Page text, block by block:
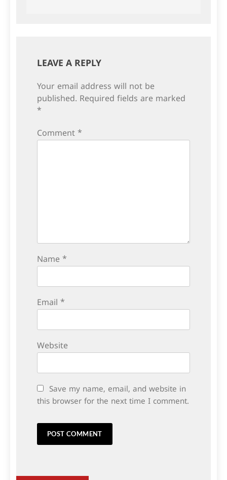
LEAVE A REPLY
Your email address will not be
published. Required fields are marked
*
Comment *
Name *
Email *
Website
Save my name, email, and website in
this browser for the next time I comment.